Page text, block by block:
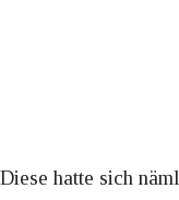
Diese hatte sich